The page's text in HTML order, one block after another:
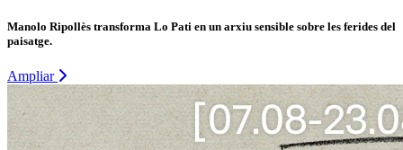
Manolo Ripollès transforma Lo Pati en un arxiu sensible sobre les ferides del
paisatge.
Ampliar